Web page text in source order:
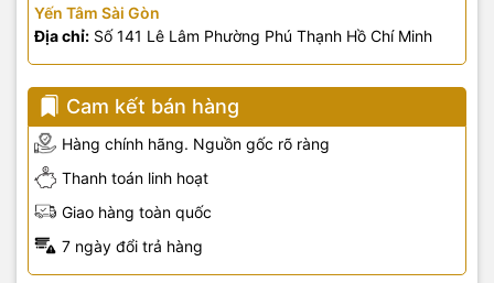
Yến Tâm Sài Gòn
Địa chỉ: Số 141 Lê Lâm Phường Phú Thạnh Hồ Chí Minh
Cam kết bán hàng
Hàng chính hãng. Nguồn gốc rõ ràng
Thanh toán linh hoạt
Giao hàng toàn quốc
7 ngày đổi trả hàng